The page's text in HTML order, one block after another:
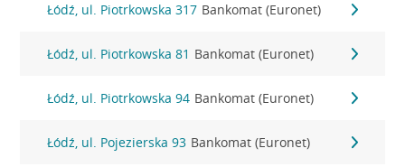
Łódź, ul. Piotrkowska 317 Bankomat (Euronet)
Łódź, ul. Piotrkowska 81 Bankomat (Euronet)
Łódź, ul. Piotrkowska 94 Bankomat (Euronet)
Łódź, ul. Pojezierska 93 Bankomat (Euronet)